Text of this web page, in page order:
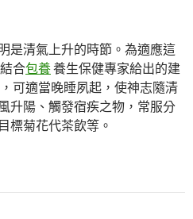
清氣上升的時節。為適應這
合包養養生保健專家給出的建
可適當晚睡夙起，使神志隨清
升陽、觸發宿疾之物，常服分
標菊花代茶飲等。